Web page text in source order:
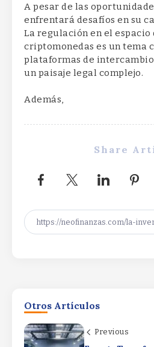
A pesar de las
enfrentará desafíos en su
La regulación en el espacio
criptomonedas es un tema
plataformas de
un paisaje legal complejo.
Además,
Share
Otros Artículos
Previous
Earnings: Strong
SpendingSpaceX
Results Dimmed